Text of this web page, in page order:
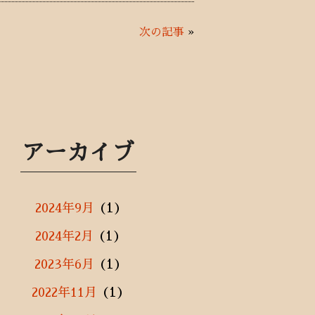
次の記事 »
アーカイブ
2024年9月 (1)
2024年2月 (1)
2023年6月 (1)
2022年11月 (1)